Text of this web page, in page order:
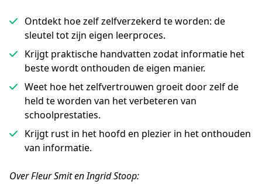
Ontdekt hoe zelf zelfverzekerd te worden: de
sleutel tot zijn eigen leerproces.
Krijgt praktische handvatten zodat informatie het
beste wordt onthouden de eigen manier.
Weet hoe het zelfvertrouwen groeit door zelf de
held te worden van het verbeteren van
schoolprestaties.
Krijgt rust in het hoofd en plezier in het onthouden
van informatie.
Over Fleur Smit en Ingrid Stoop: